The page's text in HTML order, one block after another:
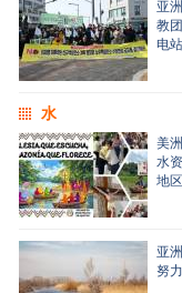
亚
教
电站
水
美
水
地
亚
努力